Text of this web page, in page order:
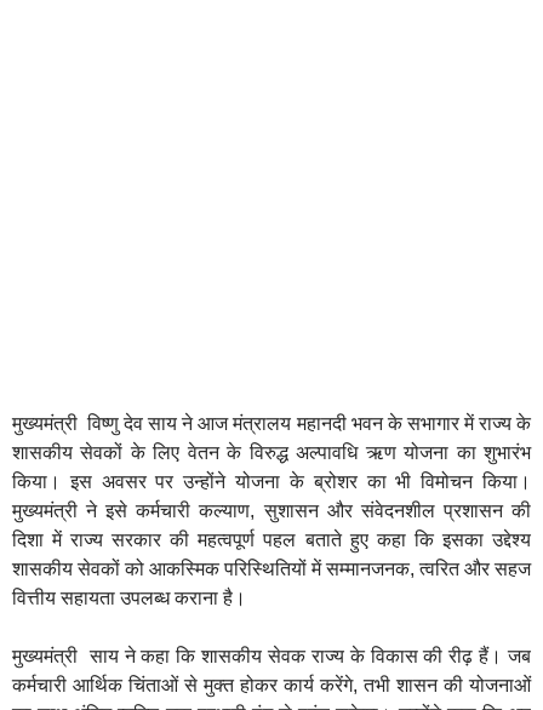
मुख्यमंत्री विष्णु देव साय ने आज मंत्रालय महानदी भवन के सभागार में राज्य के
शासकीय सेवकों के लिए वेतन के विरुद्ध अल्पावधि ऋण योजना का शुभारंभ
किया। इस अवसर पर उन्होंने योजना के ब्रोशर का भी विमोचन किया।
मुख्यमंत्री ने इसे कर्मचारी कल्याण, सुशासन और संवेदनशील प्रशासन की
दिशा में राज्य सरकार की महत्वपूर्ण पहल बताते हुए कहा कि इसका उद्देश्य
शासकीय सेवकों को आकस्मिक परिस्थितियों में सम्मानजनक, त्वरित और सहज
वित्तीय सहायता उपलब्ध कराना है।
मुख्यमंत्री साय ने कहा कि शासकीय सेवक राज्य के विकास की रीढ़ हैं। जब
कर्मचारी आर्थिक चिंताओं से मुक्त होकर कार्य करेंगे, तभी शासन की योजनाओं